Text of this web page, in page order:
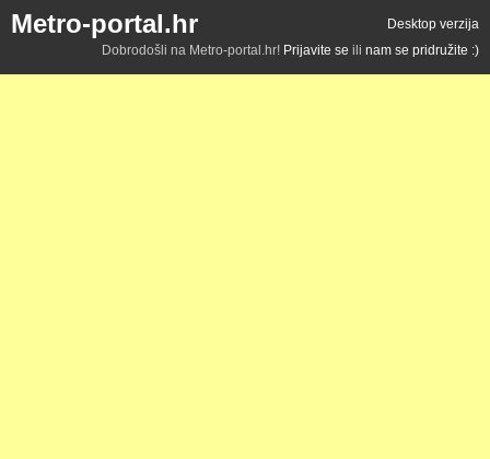
Metro-portal.hr
Desktop verzija
Dobrodošli na Metro-portal.hr! Prijavite se ili nam se pridružite :)